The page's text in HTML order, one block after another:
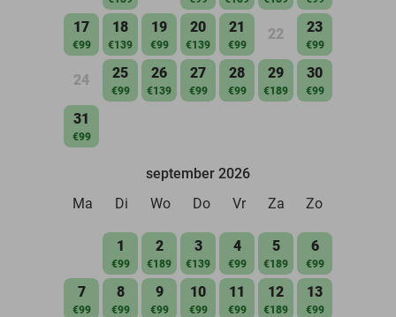
17
€99
18
€139
19
€99
20
€139
21
€99
22 23
€99
24 25
€99
26
€139
27
€99
28
€99
29
€189
30
€99
31
€99
september 2026
Ma
Di Wo Do Vr Za Zo
1
€99
2
€189
3
€139
4
€99
5
€189
6
€99
7
€99
8
€99
9
€99
10
€99
11
€99
12
€189
13
€99